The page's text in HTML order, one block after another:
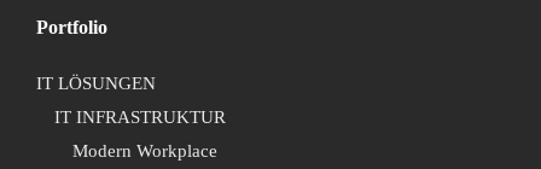
Portfolio
IT LÖSUNGEN
IT INFRASTRUKTUR
Modern Workplace